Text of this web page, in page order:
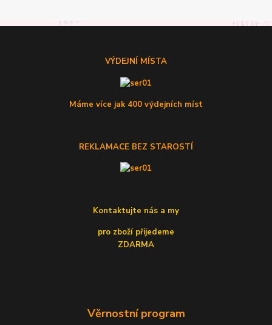
VÝDEJNÍ MÍSTA
Máme více jak 400 výdejních míst
REKLAMACE BEZ STAROSTÍ
Kontaktujte nás a my
pro zboží přijedeme
ZDARMA
Věrnostní program